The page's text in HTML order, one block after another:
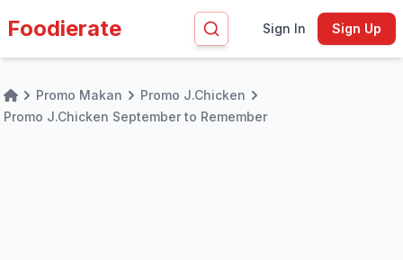
Foodierate Sign In Sign Up
HomePromo Makan
Promo J.Chicken
Promo J.Chicken September to Remember